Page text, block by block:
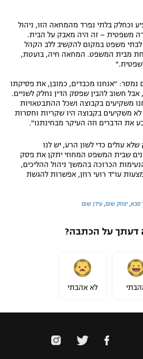
וכחלק בלתי נפרד מהמחאה הזו, ניהול
משפטית – זה היה מאבק על הבית.
לבתי משפט במקום להקשיב ללב הקהל
מבית המשפט. המחאה חיה, בועטת,
נמסר: "אנחנו מכבדים, כמובן, את פסיקתו
חשוב להבין שפסק הדין נחלק לשניים.
משקיעים בקבוצה ושכל ההתבטאויות
לא משקיעים בקבוצה היו שקריות וחסרות
את הדברים וזה העיקר מבחינתנו".
עולים כדי לשון הרע, יש לנו
שבית המשפט המחוזי יתקן את פסק
הכרוכה בהמשך ניהול ההליכים,
עו"ד רועי רוזן, אפשרות להגשת
סבא יצחק שום עידן שום
דעתך על הכתבה?
לא אהבתי